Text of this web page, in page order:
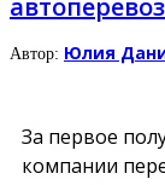
Автор: Юлия
За первое
компании